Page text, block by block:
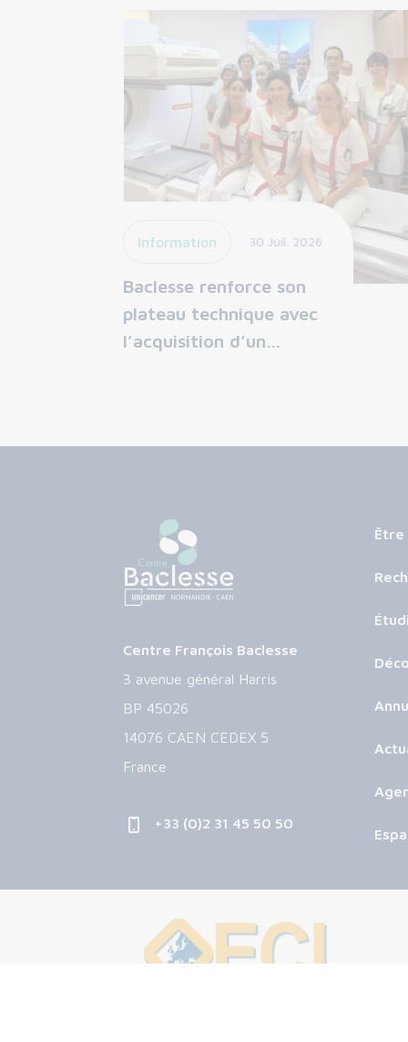
Information 30 Juil. 2026
Baclesse renforce son
plateau technique avec
l’acquisition d’un…
Centre François Baclesse
3 avenue général Harris
BP 45026
14076 CAEN CEDEX 5
France
+33 (0)2 31 45 50 50
Être